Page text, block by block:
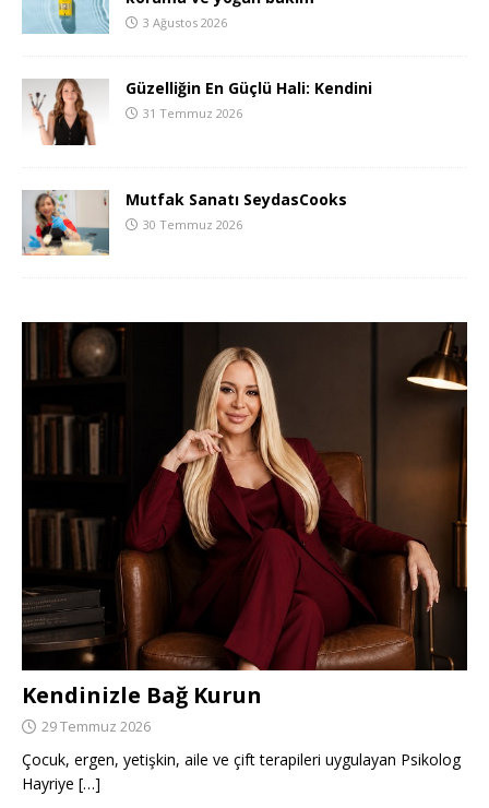
3 Ağustos 2026
Güzelliğin En Güçlü Hali: Kendini
31 Temmuz 2026
Mutfak Sanatı SeydasCooks
30 Temmuz 2026
Kendinizle Bağ Kurun
29 Temmuz 2026
Çocuk, ergen, yetişkin, aile ve çift terapileri uygulayan Psikolog
Hayriye […]